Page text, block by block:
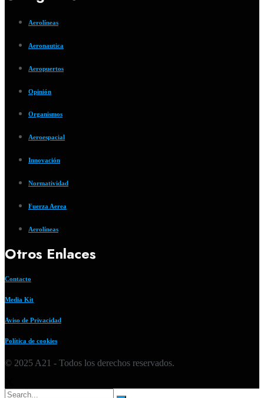
Aerolíneas
Aeronautica
Aeropuertos
Opinión
Organismos
Aeroespacial
Innovación
Normatividad
Fuerza Aerea
Aerolíneas
Otros Enlaces
Contacto
Media Kit
Aviso de Privacidad
Política de cookies
© 2025 A21 - Todos los derechos reservados.